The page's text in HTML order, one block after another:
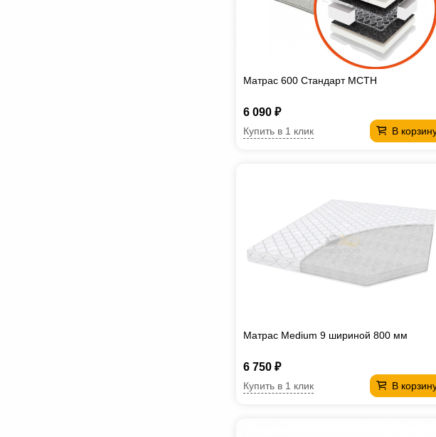
Матрас 600 Стандарт МСТН
6 090 ₽
В
Купить в 1 клик
Матрас Medium 9 шириной 800 мм
6 750 ₽
В
Купить в 1 клик